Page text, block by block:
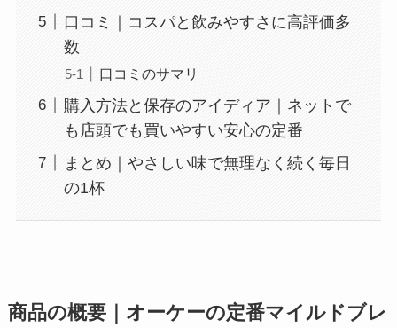
口コミ｜コスパと飲みやすさに高評価多
数
口コミのサマリ
購入方法と保存のアイディア｜ネットで
も店頭でも買いやすい安心の定番
まとめ｜やさしい味で無理なく続く毎日
の1杯
商品の概要｜オーケーの定番マイルドブレ